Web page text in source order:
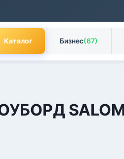
Каталог Бизнес(67)